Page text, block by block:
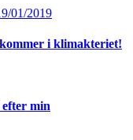
01/2019
i klimakteriet!
min